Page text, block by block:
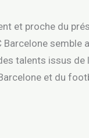
et proche du
Barcelone
talents issus de
et du